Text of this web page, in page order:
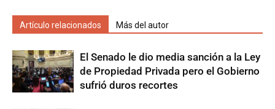
Artículo relacionados Más del autor
El Senado le dio media sanción a la Ley
de Propiedad Privada pero el Gobierno
sufrió duros recortes